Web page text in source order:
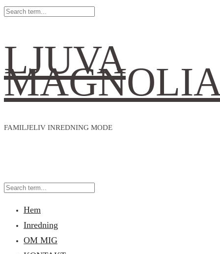
LJUVA
FAMILJELIV INREDNING MODE
Hem
Inredning
OM MIG